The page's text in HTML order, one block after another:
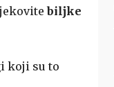
biljke
koji su to